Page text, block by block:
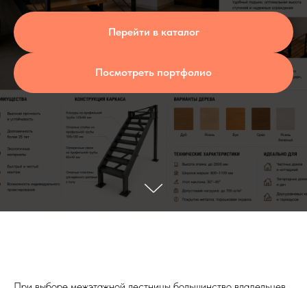
Перейти в каталог
Посмотреть портфолио